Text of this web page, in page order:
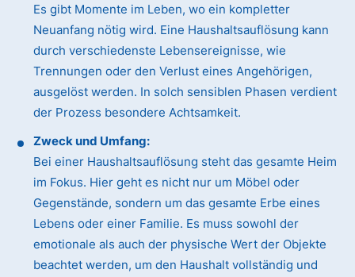
Es gibt Momente im Leben, wo ein kompletter
Neuanfang nötig wird. Eine Haushaltsauflösung kann
durch verschiedenste Lebensereignisse, wie
Trennungen oder den Verlust eines Angehörigen,
ausgelöst werden. In solch sensiblen Phasen verdient
der Prozess besondere Achtsamkeit.
Zweck und Umfang:
Bei einer Haushaltsauflösung steht das gesamte Heim
im Fokus. Hier geht es nicht nur um Möbel oder
Gegenstände, sondern um das gesamte Erbe eines
Lebens oder einer Familie. Es muss sowohl der
emotionale als auch der physische Wert der Objekte
beachtet werden, um den Haushalt vollständig und